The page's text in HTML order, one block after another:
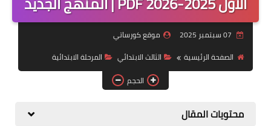
موضوعات
تكنولوجيا
موقع كورساتي
الصفحة الرئيسية
الثالث الابتدائي
المرحلة الابتدائية
الحجم
محتويات المقال